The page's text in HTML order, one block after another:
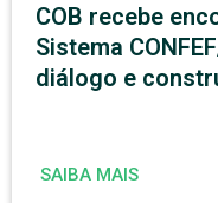
COB recebe
Sistema
diálogo e
SAIBA MAIS